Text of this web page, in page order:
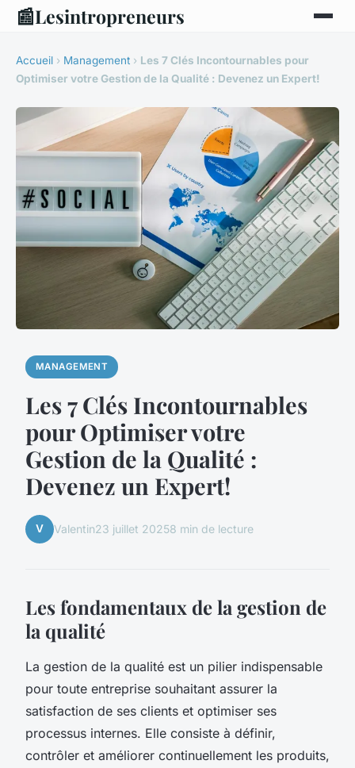
📰Lesintropreneurs
Accueil › Management › Les 7 Clés Incontournables pour
Optimiser votre Gestion de la Qualité : Devenez un Expert!
MANAGEMENT
Les 7 Clés Incontournables
pour Optimiser votre
Gestion de la Qualité :
Devenez un Expert!
V Valentin23 juillet 20258 min de lecture
Les fondamentaux de la gestion de
la qualité
La gestion de la qualité est un pilier indispensable
pour toute entreprise souhaitant assurer la
satisfaction de ses clients et optimiser ses
processus internes. Elle consiste à définir,
contrôler et améliorer continuellement les produits,